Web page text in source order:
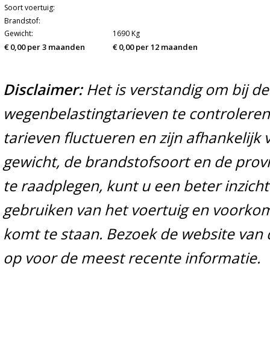
Soort voertuig:
Brandstof:
Gewicht:
1690 Kg
€ 0,00 per 3 maanden € 0,00 per 12 maanden
Disclaimer:Het is verstandig om bij
wegenbelastingtarieven te
tarieven fluctueren en zijn afhankelijk
gewicht, de brandstofsoort en de
te raadplegen, kunt u een beter
gebruiken van het voertuig en
komt te staan. Bezoek de website
op voor de meest recente informatie.